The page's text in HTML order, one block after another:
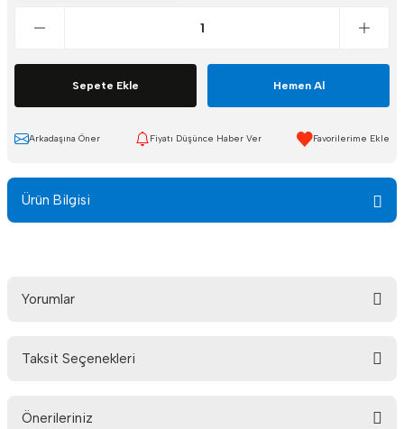
Sepete Ekle Hemen Al
Arkadaşına Öner Fiyatı Düşünce Haber Ver
Ürün Bilgisi
Yorumlar
Taksit Seçenekleri
Önerileriniz